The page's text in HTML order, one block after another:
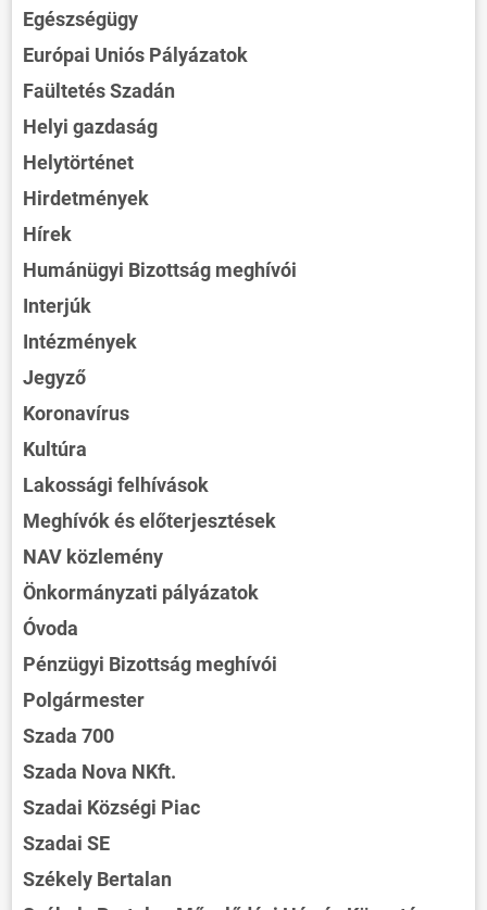
Egészségügy
Európai Uniós Pályázatok
Faültetés Szadán
Helyi gazdaság
Helytörténet
Hirdetmények
Hírek
Humánügyi Bizottság meghívói
Interjúk
Intézmények
Jegyző
Koronavírus
Kultúra
Lakossági felhívások
Meghívók és előterjesztések
NAV közlemény
Önkormányzati pályázatok
Óvoda
Pénzügyi Bizottság meghívói
Polgármester
Szada 700
Szada Nova NKft.
Szadai Községi Piac
Szadai SE
Székely Bertalan